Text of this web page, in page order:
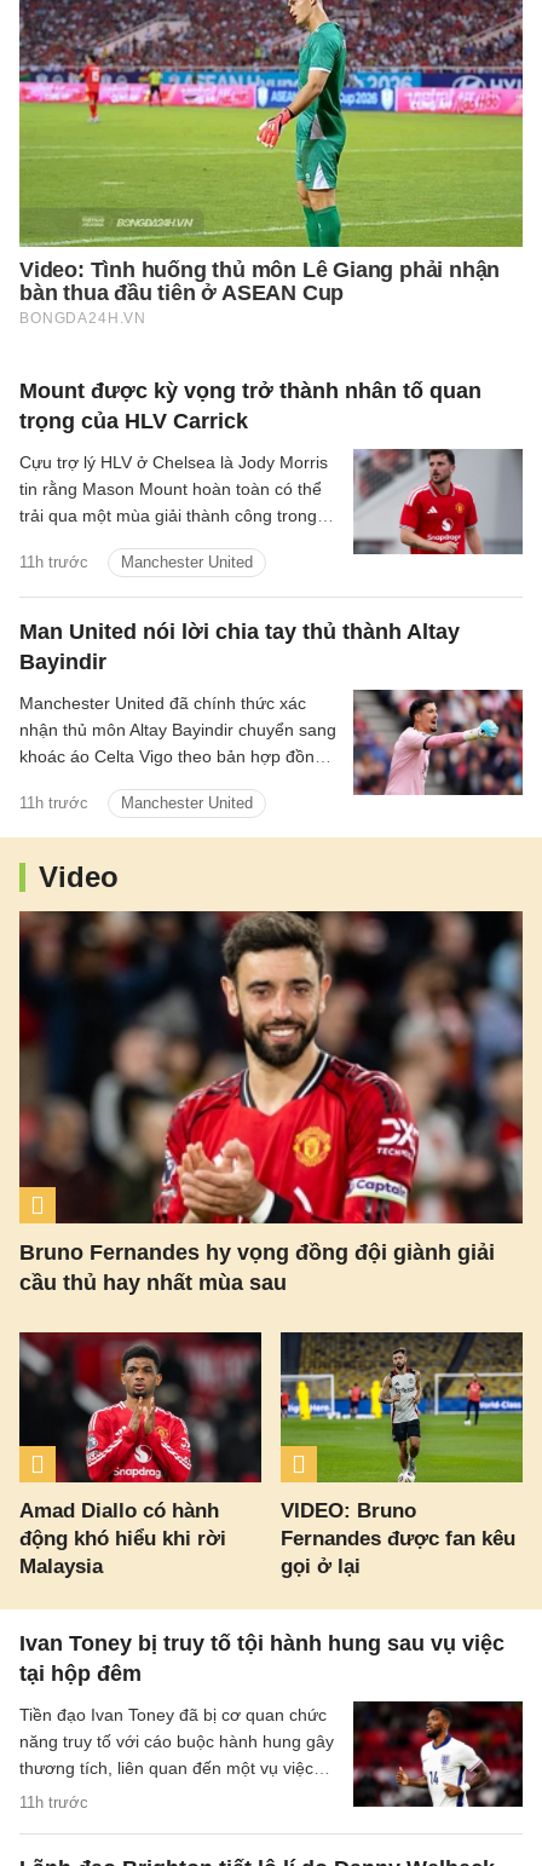
Mount được kỳ vọng trở thành nhân tố quan
trọng của HLV Carrick
11h trước Manchester United
Cựu trợ lý HLV ở Chelsea là Jody Morris
tin rằng Mason Mount hoàn toàn có thể
trải qua một mùa giải thành công trong
những nhân tố quan trọng dưới thời HLV
Michael Carrick.
Man United nói lời chia tay thủ thành Altay
Bayindir
11h trước Manchester United
Manchester United đã chính thức xác
nhận thủ môn Altay Bayindir chuyển sang
khoác áo Celta Vigo theo bản hợp đồng
Video
Bruno Fernandes hy vọng đồng đội giành giải
cầu thủ hay nhất mùa sau
Amad Diallo có hành
động khó hiểu khi rời
Malaysia
VIDEO: Bruno
Fernandes được fan kêu
gọi ở lại
Ivan Toney bị truy tố tội hành hung sau vụ việc
tại hộp đêm
11h trước
Tiền đạo Ivan Toney đã bị cơ quan chức
năng truy tố với cáo buộc hành hung gây
thương tích, liên quan đến một vụ việc
xảy ra tại hộp đêm vào tháng 12/2025.